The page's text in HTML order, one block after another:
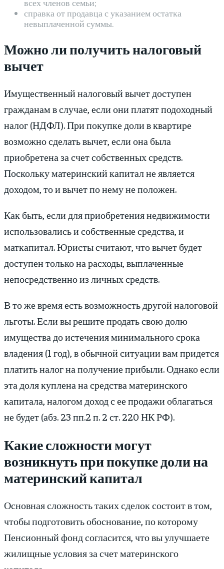
всех членов семьи;
справка от продавца с указанием остатка
невыплаченной суммы.
Можно ли получить налоговый
вычет
Имущественный налоговый вычет доступен
гражданам в случае, если они платят подоходный
налог (НДФЛ). При покупке доли в квартире
возможно сделать вычет, если она была
приобретена за счет собственных средств.
Поскольку материнский капитал не является
доходом, то и вычет по нему не положен.
Как быть, если для приобретения недвижимости
использовались и собственные средства, и
маткапитал. Юристы считают, что вычет будет
доступен только на расходы, выплаченные
непосредственно из личных средств.
В то же время есть возможность другой налоговой
льготы. Если вы решите продать свою долю
имущества до истечения минимального срока
владения (1 год), в обычной ситуации вам придется
платить налог на получение прибыли. Однако если
эта доля куплена на средства материнского
капитала, налогом доход с ее продажи облагаться
не будет (абз. 23 пп.2 п. 2 ст. 220 НК РФ).
Какие сложности могут
возникнуть при покупке доли на
материнский капитал
Основная сложность таких сделок состоит в том,
чтобы подготовить обоснование, по которому
Пенсионный фонд согласится, что вы улучшаете
жилищные условия за счет материнского